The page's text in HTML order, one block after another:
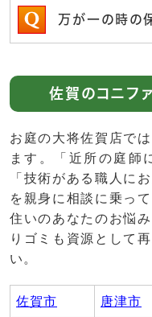
万が一の時の
佐賀のコニフ
お庭の大将佐賀店で
ます。「近所の庭師
「技術がある職人に
を親身に相談に乗っ
住いのあなたのお悩
りゴミも資源として
い。
佐賀市 唐津市